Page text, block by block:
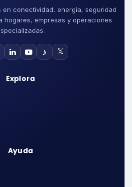
conectividad, energía, seguridad
hogares, empresas y operaciones
♪ 𝕏
Explora
Ayuda